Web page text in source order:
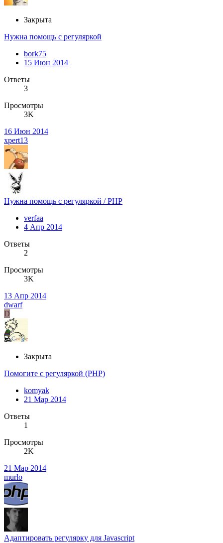
Закрыта
Нужна помощь с регуляркой
bork75
15 Июн 2014
Ответы
3
Просмотры
3K
16 Июн 2014
xpert13
Нужна помощь с регуляркой / PHP
verfaa
4 Апр 2014
Ответы
2
Просмотры
3K
13 Апр 2014
dwarf
D
Закрыта
Помогите с регуляркой (PHP)
komyak
21 Мар 2014
Ответы
1
Просмотры
2K
21 Мар 2014
murlo
Адаптировать регулярку для Javascript